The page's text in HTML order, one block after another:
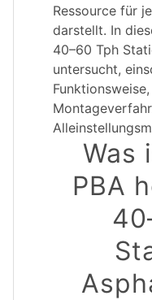
Ressource für
darstellt. In
40–60 Tph
untersucht,
Was
PBA